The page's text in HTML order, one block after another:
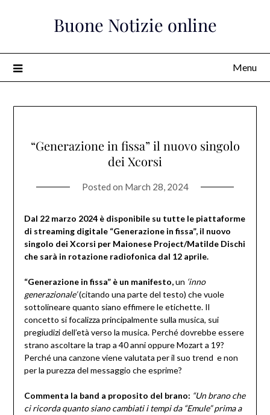
Buone Notizie online
Menu
“Generazione in fissa” il nuovo singolo
dei Xcorsi
Posted on March 28, 2024
Dal 22 marzo 2024 è disponibile su tutte le piattaforme
di streaming digitale “Generazione in fissa”, il nuovo
singolo dei Xcorsi per Maionese Project/Matilde Dischi
che sarà in rotazione radiofonica dal 12 aprile.
“Generazione in fissa” è un manifesto,un ‘inno
generazionale’(citando una parte del testo) che vuole
sottolineare quanto siano effimere le etichette. Il
concetto si focalizza principalmente sulla musica, sui
pregiudizi dell’età verso la musica. Perché dovrebbe essere
strano ascoltare la trap a 40 anni oppure Mozart a 19?
Perché una canzone viene valutata per il suo trend e non
per la purezza del messaggio che esprime?
Commenta la band a proposito del brano: “Un brano che
ci ricorda quanto siano cambiati i tempi da “Emule” prima a